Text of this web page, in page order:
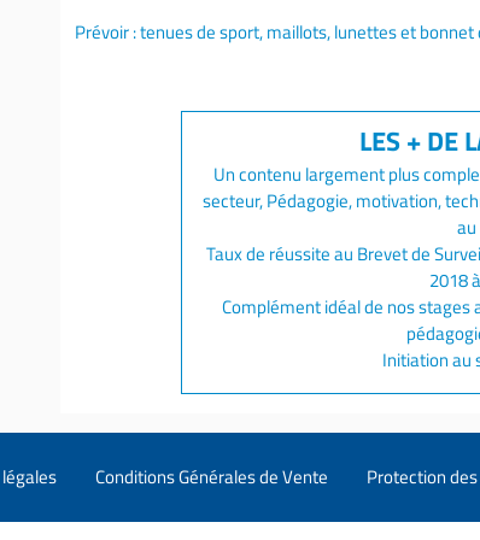
Prévoir : tenues de sport, maillots, lunettes et
Un contenu largement plus
secteur, Pédagogie, motivation,
au
Taux de réussite au Brevet de
2018
Complément idéal de nos
Initiation au
Conditions Générales de Vente Protection